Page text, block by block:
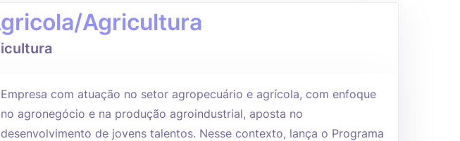
Agricultura
Empresa com atuação no setor agropecuário e agrícola, com enfoque
no agronegócio e na produção agroindustrial, aposta no
desenvolvimento de jovens talentos. Nesse contexto, lança o Programa